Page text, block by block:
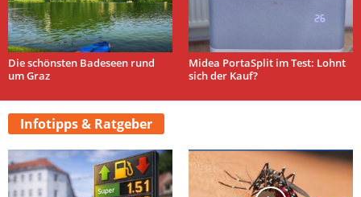
Die schönsten Badeseen rund
um Graz
Midea PortaSplit im Test: Lohnt
sich der Kauf?
Infotipps & Ratgeber